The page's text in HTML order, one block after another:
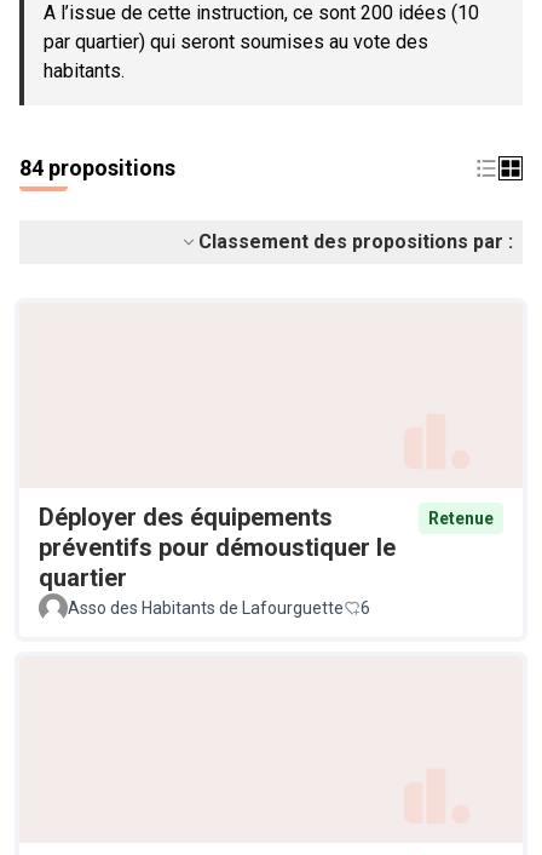
A l’issue de cette instruction, ce sont 200 idées (10
par quartier) qui seront soumises au vote des
habitants.
84 propositions
Classement des propositions par :
Déployer des équipements
préventifs pour démoustiquer le
quartier
Retenue
Asso des Habitants de Lafourguette 6